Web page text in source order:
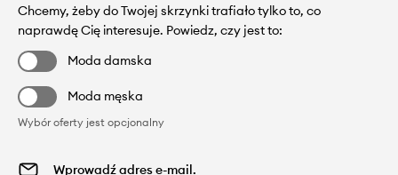
Chcemy, żeby do Twojej skrzynki trafiało tylko to, co
naprawdę Cię interesuje. Powiedz, czy jest to:
Moda damska
Moda męska
Wybór oferty jest opcjonalny